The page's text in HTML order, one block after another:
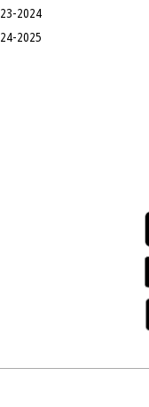
2024
2025